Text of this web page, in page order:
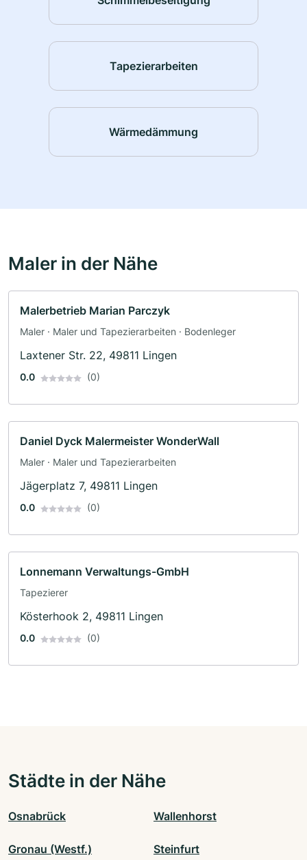
Tapezierarbeiten
Wärmedämmung
Maler in der Nähe
Malerbetrieb Marian Parczyk
Maler · Maler und Tapezierarbeiten · Bodenleger
Laxtener Str. 22, 49811 Lingen
0.0 (0)
Daniel Dyck Malermeister WonderWall
Maler · Maler und Tapezierarbeiten
Jägerplatz 7, 49811 Lingen
0.0 (0)
Lonnemann Verwaltungs-GmbH
Tapezierer
Kösterhook 2, 49811 Lingen
0.0 (0)
Städte in der Nähe
Osnabrück Wallenhorst
Gronau (Westf.) Steinfurt